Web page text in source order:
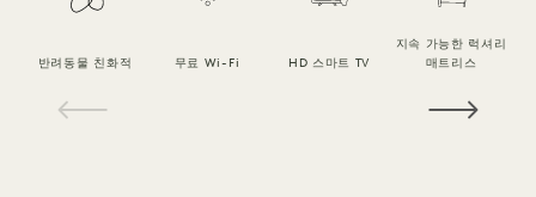
반려동물 친화적 무료 Wi-Fi HD 스마트 TV
지속 가능한 럭셔리
매트리스